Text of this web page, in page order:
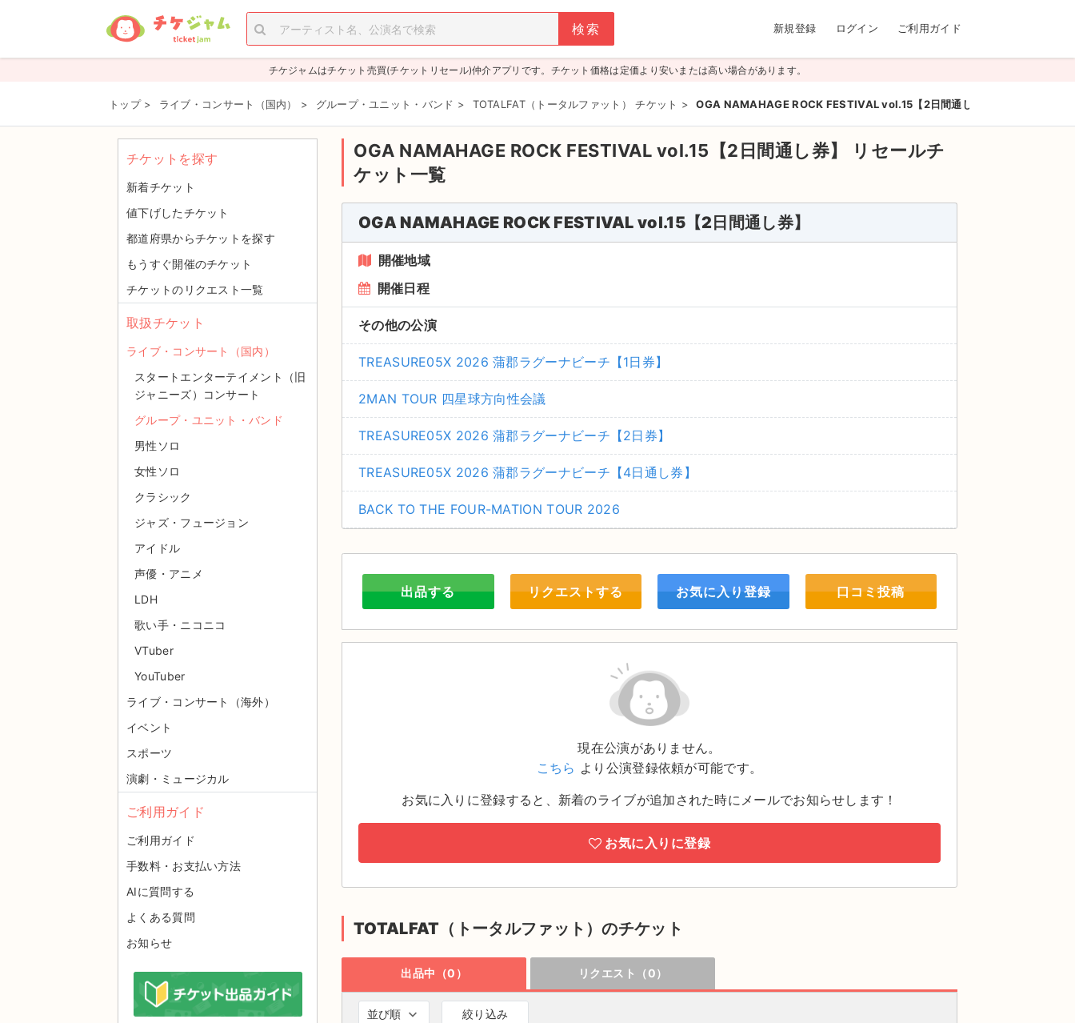
新規登録 ログイン ご利用ガイド
チケジャムはチケット売買(チケットリセール)仲介アプリです。チケット価格は定価より安いまたは高い場合があります。
トップ > ライブ・コンサート（国内） > グループ・ユニット・バンド > TOTALFAT（トータルファット） チケット > OGA NAMAHAGE ROCK FESTIVAL vol.15【2日間通し券】
OGA NAMAHAGE ROCK FESTIVAL vol.15【2日間通し券】
リセールチ
ケット一覧
OGA NAMAHAGE ROCK FESTIVAL vol.15【2日間通し券】
開催地域
開催日程
その他の公演
TREASURE05X 2026 蒲郡ラグーナビーチ【1日券】
2MAN TOUR 四星球方向性会議
TREASURE05X 2026 蒲郡ラグーナビーチ【2日券】
TREASURE05X 2026 蒲郡ラグーナビーチ【4日通し券】
BACK TO THE FOUR-MATION TOUR 2026
出品する リクエストする お気に入り登録 口コミ投稿
現在公演がありません。
こちら より公演登録依頼が可能です。
お気に入りに登録すると、新着のライブが追加された時にメールでお知らせします！
お気に入りに登録
TOTALFAT（トータルファット）のチケット
出品中（0） リクエスト（0）
並び順 絞り込み
チケットを探す
新着チケット
値下げしたチケット
都道府県からチケットを探す
もうすぐ開催のチケット
チケットのリクエスト一覧
取扱チケット
ライブ・コンサート（国内）
スタートエンターテイメント（旧
ジャニーズ）コンサート
グループ・ユニット・バンド
男性ソロ
女性ソロ
クラシック
ジャズ・フュージョン
アイドル
声優・アニメ
LDH
歌い手・ニコニコ
VTuber
YouTuber
ライブ・コンサート（海外）
イベント
スポーツ
演劇・ミュージカル
ご利用ガイド
ご利用ガイド
手数料・お支払い方法
AIに質問する
よくある質問
お知らせ